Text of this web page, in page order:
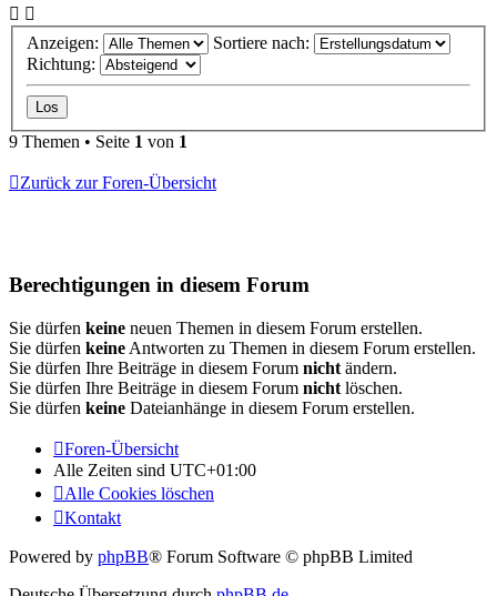
Anzeigen:
Sortiere nach:
Richtung:
9 Themen • Seite 1 von 1
Zurück zur Foren-Übersicht
Berechtigungen in diesem Forum
Sie dürfen keine neuen Themen in diesem Forum erstellen.
Sie dürfen keine Antworten zu Themen in diesem Forum erstellen.
Sie dürfen Ihre Beiträge in diesem Forum nicht ändern.
Sie dürfen Ihre Beiträge in diesem Forum nicht löschen.
Sie dürfen keine Dateianhänge in diesem Forum erstellen.
Foren-Übersicht
Alle Zeiten sind UTC+01:00
Alle Cookies löschen
Kontakt
Powered by phpBB® Forum Software © phpBB Limited